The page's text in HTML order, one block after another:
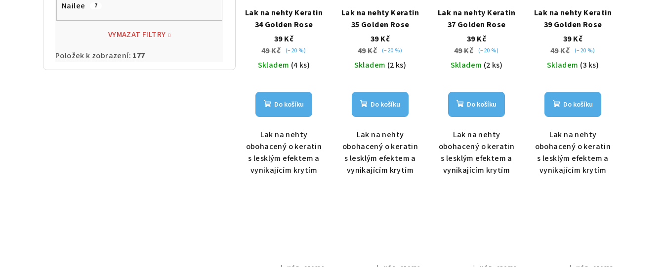
Nailee 7
VYMAZAT FILTRY
Položek k zobrazení: 177
Lak na nehty Keratin
34 Golden Rose
39 Kč
49 Kč (–20 %)
Skladem (4 ks)
Do košíku
Lak na nehty
obohacený o keratin
s lesklým efektem a
vynikajícím krytím
Lak na nehty Keratin
35 Golden Rose
39 Kč
49 Kč (–20 %)
Skladem (2 ks)
Do košíku
Lak na nehty
obohacený o keratin
s lesklým efektem a
vynikajícím krytím
Lak na nehty Keratin
37 Golden Rose
39 Kč
49 Kč (–20 %)
Skladem (2 ks)
Do košíku
Lak na nehty
obohacený o keratin
s lesklým efektem a
vynikajícím krytím
Lak na nehty Keratin
39 Golden Rose
39 Kč
49 Kč (–20 %)
Skladem (3 ks)
Do košíku
Lak na nehty
obohacený o keratin
s lesklým efektem a
vynikajícím krytím